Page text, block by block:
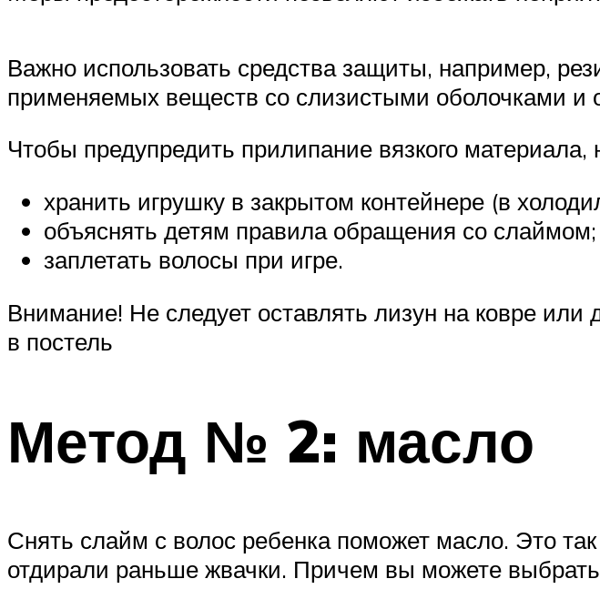
Важно использовать средства защиты, например,
применяемых веществ со слизистыми оболочками и
Чтобы предупредить прилипание вязкого материала,
хранить игрушку в закрытом контейнере (в
объяснять детям правила обращения со слаймом;
заплетать волосы при игре.
Внимание! Не следует оставлять лизун на ковре
в постель
Метод № 2: масло
Снять слайм с волос ребенка поможет масло. Это
отдирали раньше жвачки. Причем вы можете выбрать